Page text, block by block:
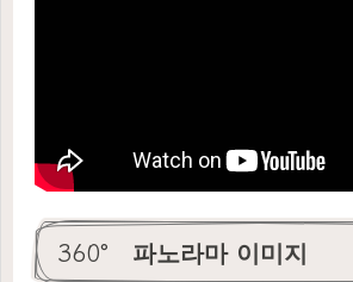
360° 파노라마 이미지